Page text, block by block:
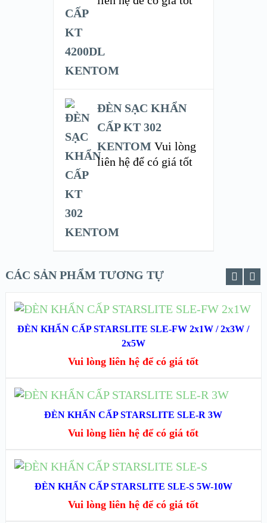
ĐÈN SẠC KHẨN
CẤP KT 302
KENTOM Vui lòng
liên hệ để có giá tốt
CÁC SẢN PHẨM TƯƠNG TỰ
XEM NHANH
ĐỌC TIẾP
ĐÈN KHẨN CẤP STARSLITE SLE-FW 2x1W / 2x3W /
2x5W
Vui lòng liên hệ để có giá tốt
XEM NHANH
XEM CHI TIẾT
ĐỌC TIẾP
ĐÈN KHẨN CẤP STARSLITE SLE-R 3W
Vui lòng liên hệ để có giá tốt
XEM NHANH
ĐỌC TIẾP
ĐÈN KHẨN CẤP STARSLITE SLE-S 5W-10W
Vui lòng liên hệ để có giá tốt